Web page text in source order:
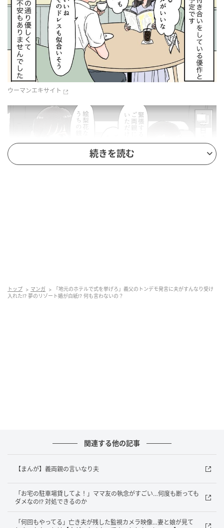
ウーマンエキサイト
続きを読む
トップ マンガ
「地元のホテルで式を挙げろ」義父のトンデモ発言に夫がすんなり受け
入れた!? 夢のリゾート婚が白紙!? 何も言わないの？
関連する他の記事
【まんが】義両親の言いなり夫
「お宅の駐車場貸してよ！」ママ友の執念がすごい…何度も断っても
ダメなの!? 対処できるのか
「何回もやってる」亡き夫が残した監視カメラ映像…妻と娘が見て